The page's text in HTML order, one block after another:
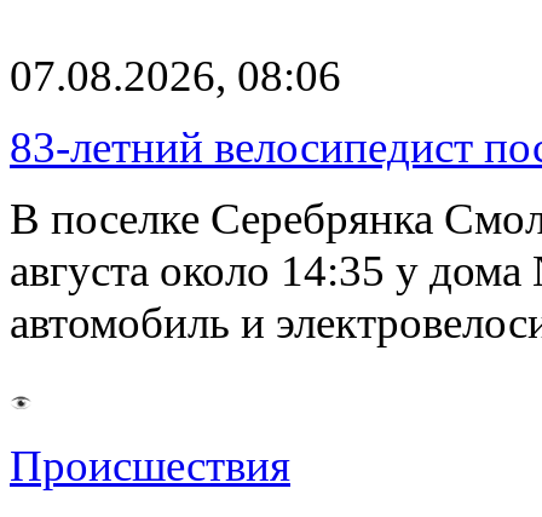
07.08.2026, 08:06
83-летний велосипедист
В поселке Серебрянка
августа около 14:35 у
автомобиль и
Происшествия